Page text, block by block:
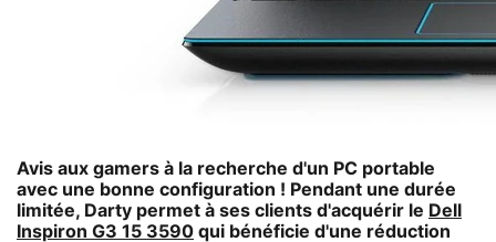
Avis aux gamers à la recherche d'un PC portable
avec une bonne configuration ! Pendant une durée
limitée, Darty permet à ses clients d'acquérir le Dell
Inspiron G3 15 3590 qui bénéficie d'une réduction